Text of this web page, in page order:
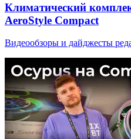
Климатический
AeroStyle Compact
Видеообзоры и дайджесты